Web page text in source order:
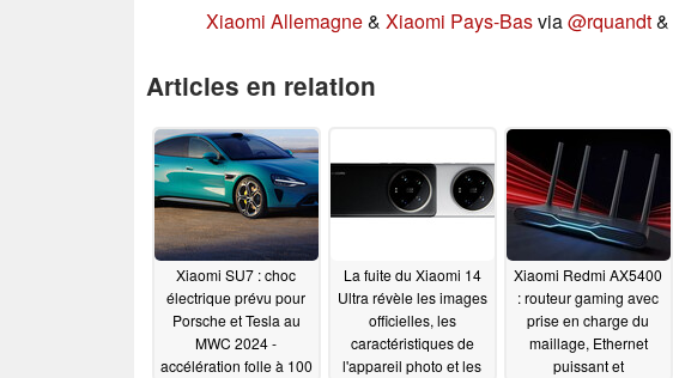
Xiaomi Allemagne& Xiaomi Pays-Basvia@rquandt&
Articles en relation
Xiaomi SU7 : choc
électrique prévu pour
Porsche et Tesla au
MWC 2024 -
accélération folle à 100
La fuite du Xiaomi 14
Ultra révèle les images
officielles, les
caractéristiques de
l'appareil photo et les
Xiaomi Redmi AX5400
: routeur gaming avec
prise en charge du
maillage, Ethernet
puissant et